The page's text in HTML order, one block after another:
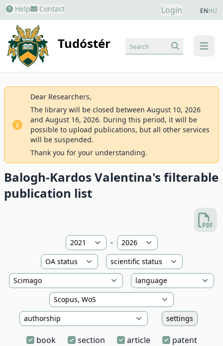
Help Contact Login ENHU
Tudóstér menu
Search
Dear Researchers,
The library will be closed between August 10, 2026
and August 16, 2026. During this period, it will be
possible to upload publications, but all other services
will be suspended.
Thank you for your understanding.
Balogh-Kardos Valentina's filterable
publication list
-
settings
book section article
patent